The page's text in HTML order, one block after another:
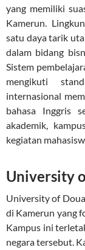
yang memiliki
Kamerun.
satu daya tarik
dalam bidang
Sistem
mengikuti
internasional
bahasa Inggris
akademik,
kegiatan
University
University of
di Kamerun yang
Kampus ini
negara tersebut.